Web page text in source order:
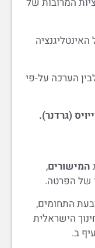
הערכה על-פי
(גרדנר).
המישורים,
של הפרטה.
התחומים,
הישראלית
ב.